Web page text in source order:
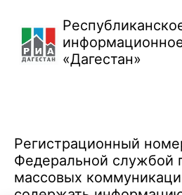
«Дагестан»
Регистрационный
Федеральной службой
массовых